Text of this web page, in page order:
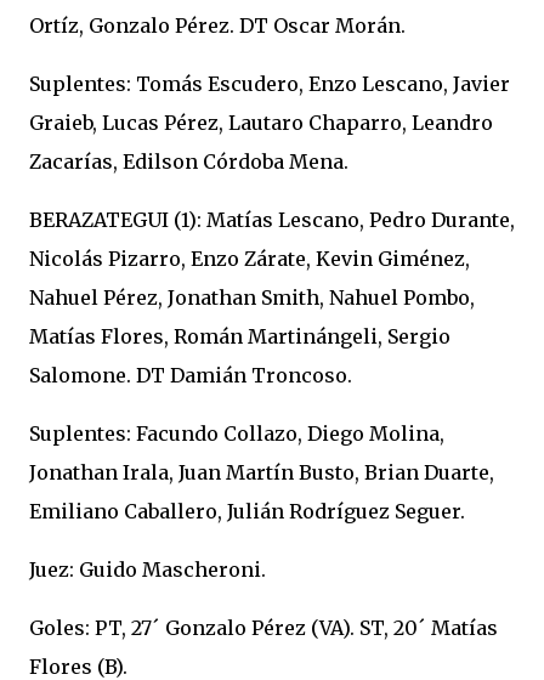
Ortíz, Gonzalo Pérez. DT Oscar Morán.
Suplentes: Tomás Escudero, Enzo Lescano, Javier
Graieb, Lucas Pérez, Lautaro Chaparro, Leandro
Zacarías, Edilson Córdoba Mena.
BERAZATEGUI (1): Matías Lescano, Pedro Durante,
Nicolás Pizarro, Enzo Zárate, Kevin Giménez,
Nahuel Pérez, Jonathan Smith, Nahuel Pombo,
Matías Flores, Román Martinángeli, Sergio
Salomone. DT Damián Troncoso.
Suplentes: Facundo Collazo, Diego Molina,
Jonathan Irala, Juan Martín Busto, Brian Duarte,
Emiliano Caballero, Julián Rodríguez Seguer.
Juez: Guido Mascheroni.
Goles: PT, 27´ Gonzalo Pérez (VA). ST, 20´ Matías
Flores (B).